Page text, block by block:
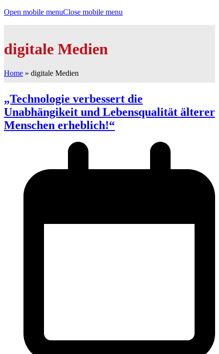
Open mobile menuClose mobile menu
digitale Medien
Home » digitale Medien
„Technologie verbessert die
Unabhängikeit und Lebensqualität älterer
Menschen erheblich!“